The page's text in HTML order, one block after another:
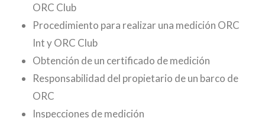
ORC Club
Procedimiento para realizar una medición ORC
Int y ORC Club
Obtención de un certificado de medición
Responsabilidad del propietario de un barco de
ORC
Inspecciones de medición